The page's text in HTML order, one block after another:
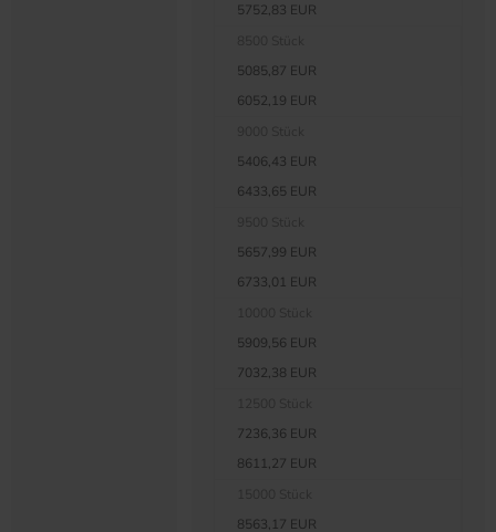
5752,83 EUR
5085,87 EUR
6052,19 EUR
5406,43 EUR
6433,65 EUR
5657,99 EUR
6733,01 EUR
5909,56 EUR
7032,38 EUR
7236,36 EUR
8611,27 EUR
8563,17 EUR